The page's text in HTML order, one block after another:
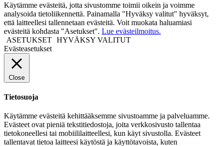
Käytämme evästeitä, jotta sivustomme toimii oikein ja voimme
analysoida tietoliikennettä. Painamalla "Hyväksy valitut" hyväksyt,
että laitteellesi tallennetaan evästeitä. Voit muokata haluamiasi
evästeitä kohdasta "Asetukset". Lue evästeilmoitus.
ASETUKSET HYVÄKSY VALITUT
Evästeasetukset
Close
Tietosuoja
Käytämme evästeitä kehittääksemme sivustoamme ja palveluamme.
Evästeet ovat pieniä tekstitiedostoja, joita verkkosivusto tallentaa
tietokoneellesi tai mobiililaitteellesi, kun käyt sivustolla. Evästeet
tallentavat tietoa laitteesi käytöstä ja käyttötavoista, kuten